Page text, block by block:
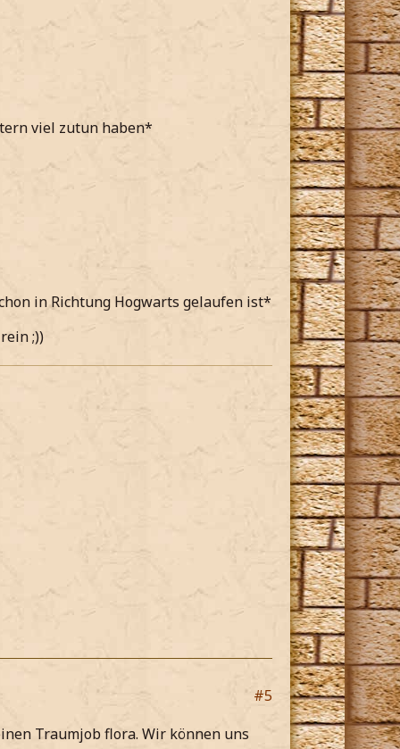
viel zutun haben*
in Richtung Hogwarts gelaufen ist*
;))
#5
Traumjob flora. Wir können uns